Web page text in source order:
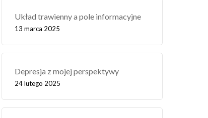
Układ trawienny a pole informacyjne
13 marca 2025
Depresja z mojej perspektywy
24 lutego 2025